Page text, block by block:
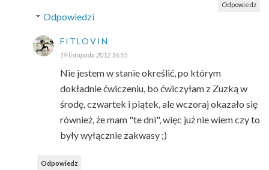
Odpowiedz
Odpowiedzi
FITLOVIN
19 listopada 2012 16:55
Nie jestem w stanie określić, po którym
dokładnie ćwiczeniu, bo ćwiczyłam z Zuzką w
środę, czwartek i piątek, ale wczoraj okazało się
również, że mam "te dni", więc już nie wiem czy to
były wyłącznie zakwasy ;)
Odpowiedz